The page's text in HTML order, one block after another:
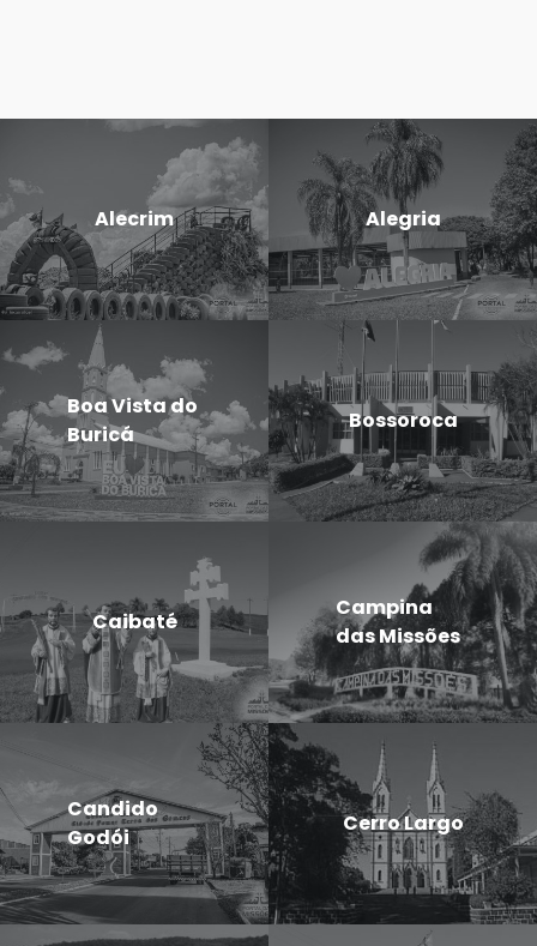
Alecrim Alegria
Boa Vista do
Buricá
Bossoroca
Caibaté
Campina
das Missões
Candido
Godói
Cerro Largo